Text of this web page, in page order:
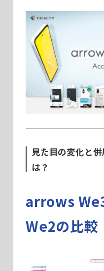
個人情報の取り扱いについて
見た目の変化と
は？
arrows
We2の比較